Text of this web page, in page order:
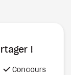
!
Concours